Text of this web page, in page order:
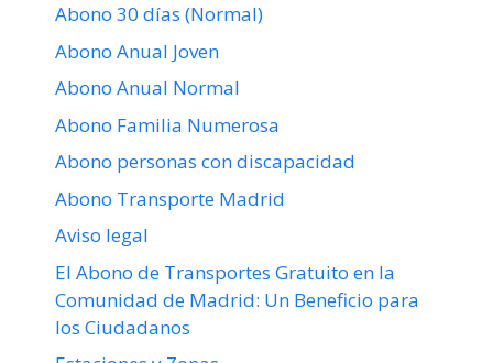
Abono 30 días (Normal)
Abono Anual Joven
Abono Anual Normal
Abono Familia Numerosa
Abono personas con discapacidad
Abono Transporte Madrid
Aviso legal
El Abono de Transportes Gratuito en la
Comunidad de Madrid: Un Beneficio para
los Ciudadanos